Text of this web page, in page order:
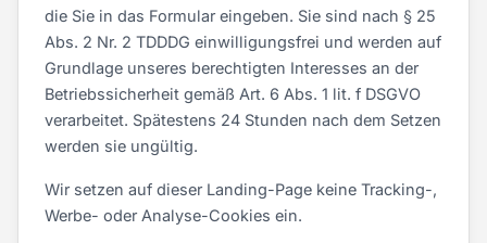
die Sie in das Formular eingeben. Sie sind nach § 25
Abs. 2 Nr. 2 TDDDG einwilligungsfrei und werden auf
Grundlage unseres berechtigten Interesses an der
Betriebssicherheit gemäß Art. 6 Abs. 1 lit. f DSGVO
verarbeitet. Spätestens 24 Stunden nach dem Setzen
werden sie ungültig.
Wir setzen auf dieser Landing-Page keine Tracking-,
Werbe- oder Analyse-Cookies ein.